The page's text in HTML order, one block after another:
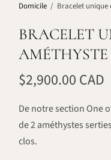
Domicile / Bracelet unique
BRACELET
AMÉTHYSTE
$2,900.00 CAD
De notre section One
de 2 améthystes
clos.